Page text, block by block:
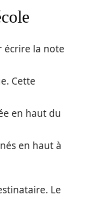
écrire la note
Cette
en haut du
en haut à
Le